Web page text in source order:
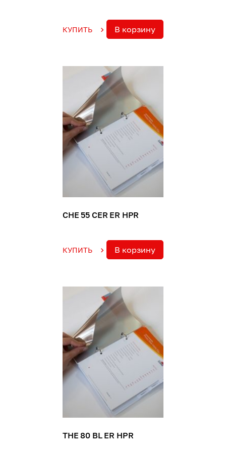
КУПИТЬ В корзину
CHE 55 CER ER HPR
КУПИТЬ В корзину
THE 80 BL ER HPR